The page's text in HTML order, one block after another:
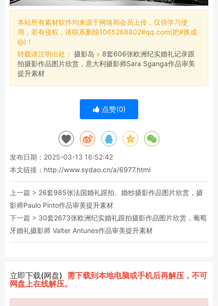
本站所有素材软件均来源于网络和会员上传，仅供学习使
用，若有侵权，请联系删除1065268802#qq.com(把#换成
@)！
转载请注明出处： 摄影岛 » 8套606张欧洲纪实婚礼记录跟
拍摄影作品图片欣赏，意大利摄影师Sara Sganga作品审美
提升素材
点赞(0)
发布日期：2025-03-13 16:52:42
本文链接： http://www.sydao.cn/a/6977.html
上一篇 > 26套985张法国婚礼跟拍、婚纱摄影作品图片欣赏，摄
影师Paulo Pinto作品审美提升素材
下一篇 > 30套2673张欧洲纪实婚礼跟拍摄影作品图片欣赏，葡萄
牙婚礼摄影师 Valter Antunes作品审美提升素材
立即下载(网盘) 需下载到本地电脑或手机后再解压，不可
网盘上在线解压。